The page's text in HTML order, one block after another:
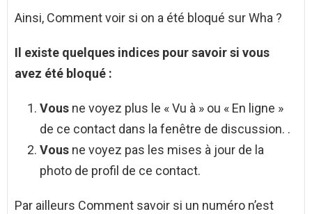
Ainsi, Comment voir si on a été bloqué sur Wha ?
Il existe quelques indices poursavoir si vous
avez été bloqué :
Vous ne voyez plus le « Vu à » ou « En ligne »
de ce contact dans la fenêtre de discussion. .
Vous ne voyez pas les mises à jour de la
photo de profil de ce contact.
Par ailleurs Comment savoir si un numéro n’est